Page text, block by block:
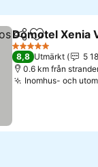
Dela Lägg till i
Domotel Xenia
5 Stjärnor
8,8 Utmärkt
5
0.6 km från
Inomhus- och